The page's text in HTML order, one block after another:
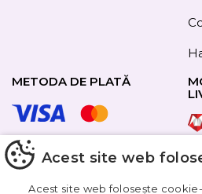
METODA DE PLATĂ
URMAȚI-NE
Acest site web
Acest site web folosește